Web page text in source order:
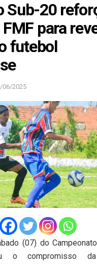
Sub-20
para
futebol
06/2025
(07) do
o compromisso da